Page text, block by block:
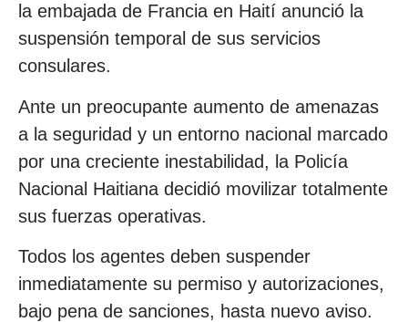
la embajada de Francia en Haití anunció la
suspensión temporal de sus servicios
consulares.
Ante un preocupante aumento de amenazas
a la seguridad y un entorno nacional marcado
por una creciente inestabilidad, la Policía
Nacional Haitiana decidió movilizar totalmente
sus fuerzas operativas.
Todos los agentes deben suspender
inmediatamente su permiso y autorizaciones,
bajo pena de sanciones, hasta nuevo aviso.